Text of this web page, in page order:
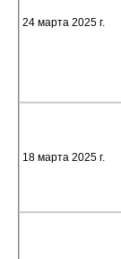
24 марта 2025 г.
18 марта 2025 г.